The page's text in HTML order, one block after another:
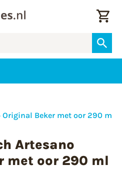
Beker met oor 290 m
Artesano
met oor 290 ml